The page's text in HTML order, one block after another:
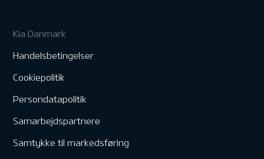
Kia Danmark
Handelsbetingelser
Cookiepolitik
Persondatapolitik
Samarbejdspartnere
Samtykke til markedsføring